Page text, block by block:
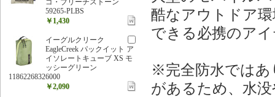
酷なアウトドア
できる必携のア
※完全防水ではあ
があるため、水
ゴ・ブリーチストーン
59265-PLBS
￥1,430
イーグルクリーク
EagleCreek パックイット ア
イソレートキューブ XS モ
ッシーグリーン
11862268326000
￥2,090